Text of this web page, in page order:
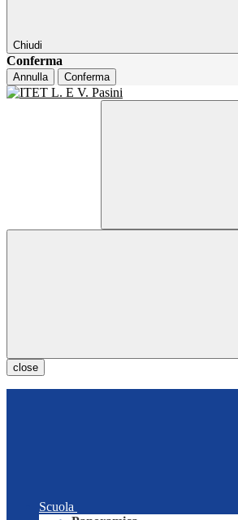
Chiudi
Conferma
Annulla Conferma
close
Scuola